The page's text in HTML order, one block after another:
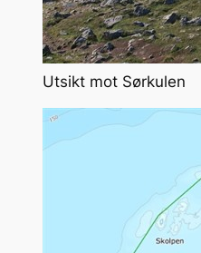
Utsikt mot Sørkulen